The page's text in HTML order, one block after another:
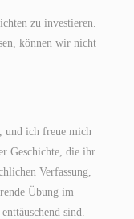
zu investieren.
können wir nicht
und ich freue mich
Geschichte, die ihr
Verfassung,
Übung im
sind.